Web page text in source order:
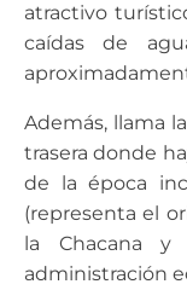
atractivo
caídas de
Además, llama
trasera donde
de la época
(representa el
la Chacana
administración